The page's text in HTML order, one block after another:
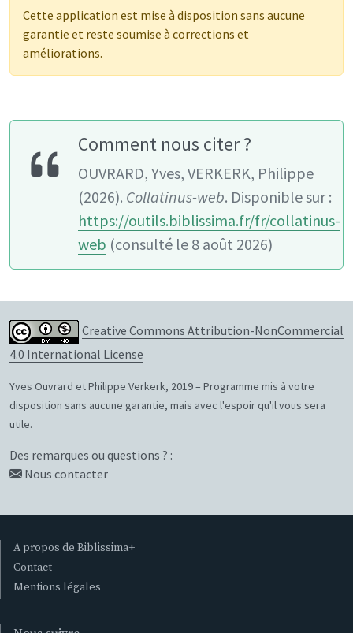
Cette application est mise à disposition sans aucune
garantie et reste soumise à corrections et
améliorations.
Comment nous citer ?
OUVRARD, Yves, VERKERK, Philippe
(2026). Collatinus-web. Disponible sur :
https://outils.biblissima.fr/fr/collatinus-
web (consulté le 8 août 2026)
Creative Commons Attribution-NonCommercial
4.0 International License
Yves Ouvrard et Philippe Verkerk, 2019 – Programme mis à votre
disposition sans aucune garantie, mais avec l'espoir qu'il vous sera
utile.
Des remarques ou questions ? :
Nous contacter
A propos de Biblissima+
Contact
Mentions légales